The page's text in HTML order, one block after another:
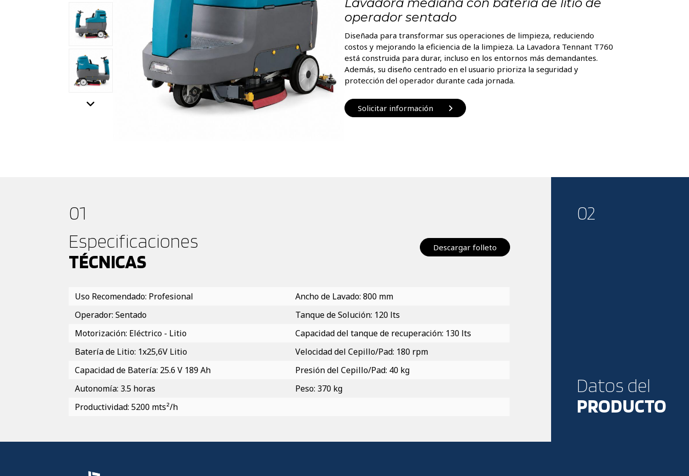
Lavadora mediana con batería de litio de
operador sentado
Diseñada para transformar sus operaciones de limpieza, reduciendo
costos y mejorando la eficiencia de la limpieza. La Lavadora Tennant T760
está construida para durar, incluso en los entornos más demandantes.
Además, su diseño centrado en el usuario prioriza la seguridad y
protección del operador durante cada jornada.
Solicitar información
01
Especificaciones
TÉCNICAS
Descargar folleto
Uso Recomendado: Profesional
Ancho de Lavado: 800 mm
Operador: Sentado
Tanque de Solución: 120 lts
Motorización: Eléctrico - Litio
Capacidad del tanque de recuperación: 130 lts
Batería de Litio: 1x25,6V Litio
Velocidad del Cepillo/Pad: 180 rpm
Capacidad de Batería: 25.6 V 189 Ah
Presión del Cepillo/Pad: 40 kg
Autonomía: 3.5 horas
Peso: 370 kg
Productividad: 5200 mts²/h
02
Datos del
PRODUCTO